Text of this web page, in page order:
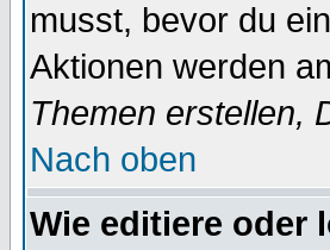
musst, bevor du
Aktionen werden
Themen erstellen,
Nach oben
Wie editiere oder